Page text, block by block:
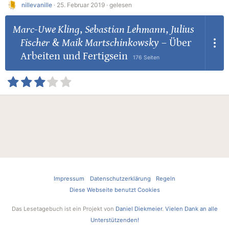
nillevanille · 25. Februar 2019 · gelesen
Marc-Uwe Kling, Sebastian Lehmann, Julius
Fischer& Maik Martschinkowsky– Über
Arbeiten und Fertigsein
176 Seiten
Impressum Datenschutzerklärung
Regeln
Diese Webseite benutzt Cookies
Das Lesetagebuch ist ein Projekt von Daniel Diekmeier. Vielen Dank an alle
Unterstützenden!